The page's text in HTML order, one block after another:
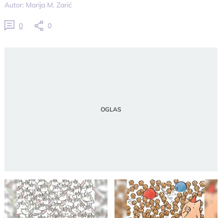
Autor: Marija M. Zarić
0 0